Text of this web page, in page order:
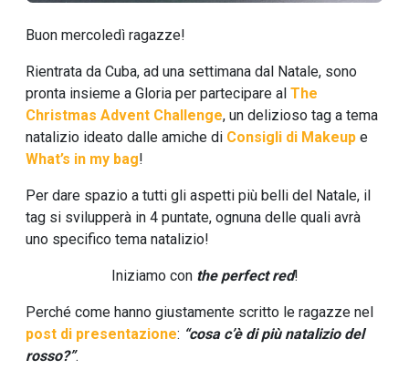
Buon mercoledì ragazze!
Rientrata da Cuba, ad una settimana dal Natale, sono
pronta insieme a Gloria per partecipare al The
Christmas Advent Challenge, un delizioso tag a tema
natalizio ideato dalle amiche di Consigli di Makeup e
What’s in my bag!
Per dare spazio a tutti gli aspetti più belli del Natale, il
tag si svilupperà in 4 puntate, ognuna delle quali avrà
uno specifico tema natalizio!
Iniziamo con the perfect red!
Perché come hanno giustamente scritto le ragazze nel
post di presentazione: “cosa c’è di più natalizio del
rosso?”.